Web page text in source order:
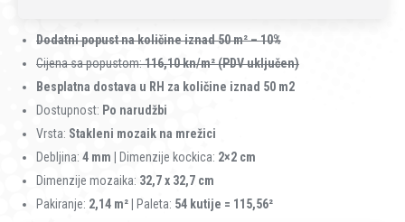
Dodatni popust na količine iznad 50m² – 10%
Cijena sa popustom:116,10 kn/m² (PDV uključen)
Besplatna dostava u RH za količine iznad 50 m2
Dostupnost: Po narudžbi
Vrsta: Stakleni mozaik na mrežici
Debljina: 4 mm | Dimenzije kockica: 2×2 cm
Dimenzije mozaika: 32,7 x 32,7 cm
Pakiranje: 2,14 m² | Paleta: 54 kutije = 115,56²